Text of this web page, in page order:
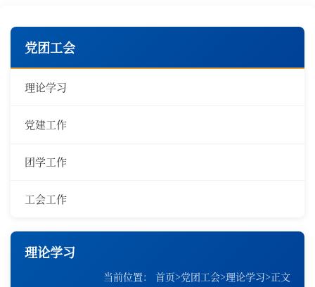
党团工会
理论学习
党建工作
团学工作
工会工作
理论学习
当前位置： 首页>党团工会>理论学习>正文